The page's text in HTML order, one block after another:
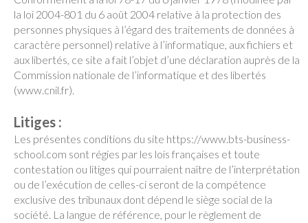
la loi 2004-801 du 6 août 2004 relative à la protection des
personnes physiques à l’égard des traitements de données à
caractère personnel) relative à l’informatique, aux fichiers et
aux libertés, ce site a fait l’objet d’une déclaration auprès de la
Commission nationale de l’informatique et des libertés
(www.cnil.fr).
Litiges :
Les présentes conditions du site https://www.bts-business-
school.com sont régies par les lois françaises et toute
contestation ou litiges qui pourraient naître de l’interprétation
ou de l’exécution de celles-ci seront de la compétence
exclusive des tribunaux dont dépend le siège social de la
société. La langue de référence, pour le règlement de